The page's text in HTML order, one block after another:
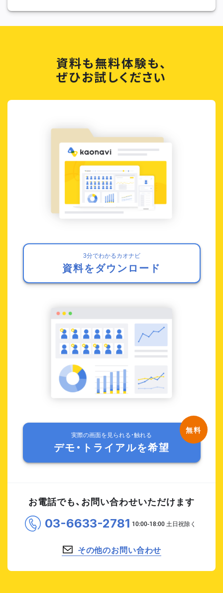
資料も無料体験も、
ぜひお試しください
3分でわかるカオナビ
資料をダウンロード
実際の画面を見られる・触れる
デモ・トライアルを希望
お電話でも、お問い合わせいただけます
03-6633-2781
その他のお問い合わせ